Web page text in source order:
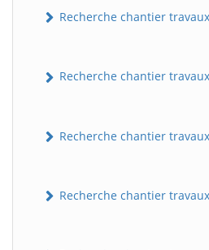
Recherche chantier
Recherche chantier
Recherche chantier
Recherche chantier